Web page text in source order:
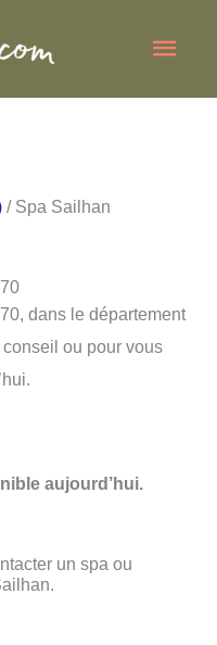
/ Spa Sailhan
dans le département
ou pour vous
aujourd’hui.
un spa ou